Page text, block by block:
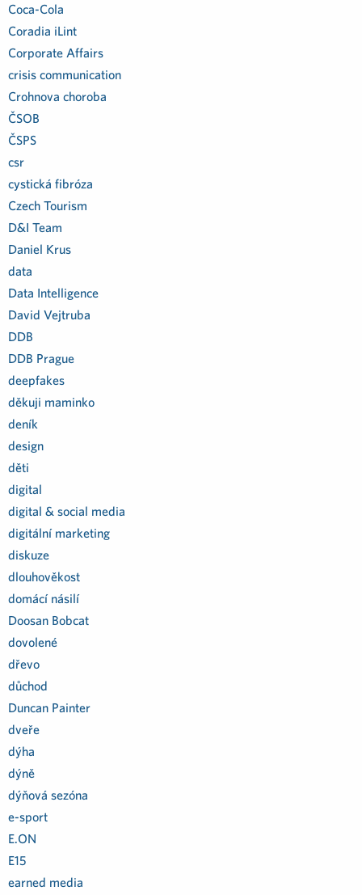
Coca-Cola
Coradia iLint
Corporate Affairs
crisis communication
Crohnova choroba
ČSOB
ČSPS
csr
cystická fibróza
Czech Tourism
D&I Team
Daniel Krus
data
Data Intelligence
David Vejtruba
DDB
DDB Prague
deepfakes
děkuji maminko
deník
design
děti
digital
digital & social media
digitální marketing
diskuze
dlouhověkost
domácí násilí
Doosan Bobcat
dovolené
dřevo
důchod
Duncan Painter
dveře
dýha
dýně
dýňová sezóna
e-sport
E.ON
E15
earned media